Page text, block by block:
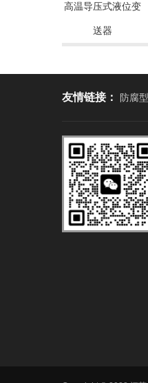
高温导压式液位变
送器
友情链接： 防腐